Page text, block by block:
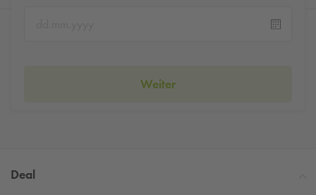
Weiter
Deal